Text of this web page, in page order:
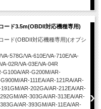
ド3.5m(OBDII対応機種専用)
ド(OBDII対応機種専用)(オプシ
578G/VA-610E/VA-710E/VA-
02R/VA-03E/VA-04R
G100A/AR-G200M/AR-
AR-111EA/AR-121RA/AR-
AR-202GA/AR-212EA/AR-
AR-303GA/AR-313EA/AR-
AR-393GM/AR-11EA/AR-